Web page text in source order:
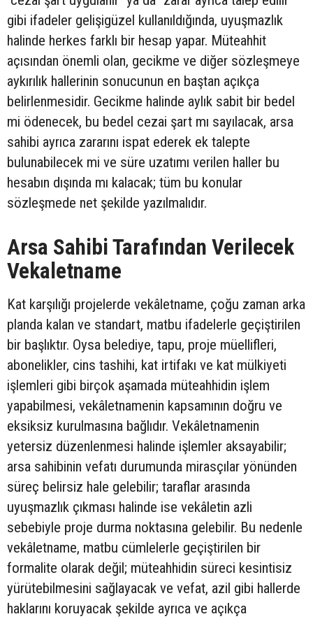
gibi ifadeler gelişigüzel kullanıldığında, uyuşmazlık
halinde herkes farklı bir hesap yapar. Müteahhit
açısından önemli olan, gecikme ve diğer sözleşmeye
aykırılık hallerinin sonucunun en baştan açıkça
belirlenmesidir. Gecikme halinde aylık sabit bir bedel
mi ödenecek, bu bedel cezai şart mı sayılacak, arsa
sahibi ayrıca zararını ispat ederek ek talepte
bulunabilecek mi ve süre uzatımı verilen haller bu
hesabın dışında mı kalacak; tüm bu konular
sözleşmede net şekilde yazılmalıdır.
Arsa Sahibi Tarafından Verilecek
Vekaletname
Kat karşılığı projelerde vekâletname, çoğu zaman arka
planda kalan ve standart, matbu ifadelerle geçiştirilen
bir başlıktır. Oysa belediye, tapu, proje müellifleri,
abonelikler, cins tashihi, kat irtifakı ve kat mülkiyeti
işlemleri gibi birçok aşamada müteahhidin işlem
yapabilmesi, vekâletnamenin kapsamının doğru ve
eksiksiz kurulmasına bağlıdır. Vekâletnamenin
yetersiz düzenlenmesi halinde işlemler aksayabilir;
arsa sahibinin vefatı durumunda mirasçılar yönünden
süreç belirsiz hale gelebilir; taraflar arasında
uyuşmazlık çıkması halinde ise vekâletin azli
sebebiyle proje durma noktasına gelebilir. Bu nedenle
vekâletname, matbu cümlelerle geçiştirilen bir
formalite olarak değil; müteahhidin süreci kesintisiz
yürütebilmesini sağlayacak ve vefat, azil gibi hallerde
haklarını koruyacak şekilde ayrıca ve açıkça